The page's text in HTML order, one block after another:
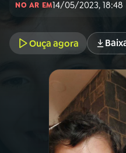
02A RÁDIO
PROGRAMAÇÃO
PROGRAMAS
NO AR EM14/05/2023, 18:48
Ouça agora